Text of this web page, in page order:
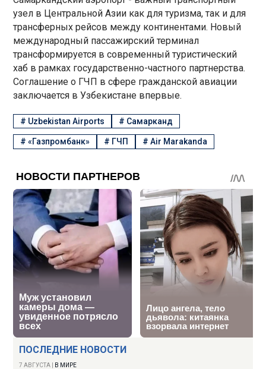
ПОСЛЕДНИЕ НОВОСТИ
7 АВГУСТА В МИРЕ
узел в Центральной Азии как для туризма, так и для
трансферных рейсов между континентами. Новый
международный пассажирский терминал
трансформируется в современный туристический
хаб в рамках государственно-частного партнерства.
Соглашение о ГЧП в сфере гражданской авиации
заключается в Узбекистане впервые.
# Uzbekistan Airports # Самарканд
#«Газпромбанк» # ГЧП # Air Marakanda